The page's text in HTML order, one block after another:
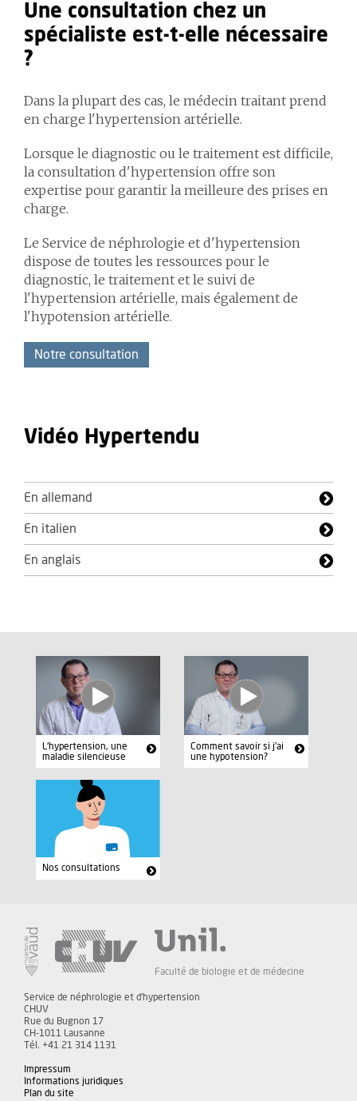
Une consultation chez un
spécialiste est-t-elle nécessaire
?
Dans la plupart des cas, le médecin traitant prend
en charge l'hypertension artérielle.
Lorsque le diagnostic ou le traitement est difficile,
la consultation d'hypertension offre son
expertise pour garantir la meilleure des prises en
charge.
Le Service de néphrologie et d'hypertension
dispose de toutes les ressources pour le
diagnostic, le traitement et le suivi de
l'hypertension artérielle, mais également de
l'hypotension artérielle.
Notre consultation
Vidéo Hypertendu
En allemand
En italien
En anglais
L'hypertension, une
maladie silencieuse
Comment savoir si j'ai
une hypotension?
Nos consultations
Faculté de biologie et de médecine
Service de néphrologie et d'hypertension
CHUV
Rue du Bugnon 17
CH-1011 Lausanne
Tél. +41 21 314 1131
Impressum
Informations juridiques
Plan du site